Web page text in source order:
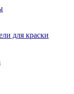
для краски